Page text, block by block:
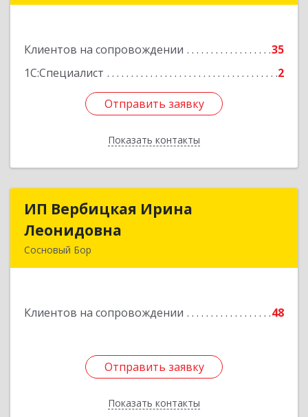
Клиентов на сопровождении
35
1С:Специалист
2
Отправить заявку
Показать контакты
Отправить заявку
Назад
ИП Вербицкая Ирина
Леонидовна
Сосновый Бор
Клиентов на сопровождении 48
Отправить заявку
Показать контакты
ИП Вербицкая Ирина
Подробнее
Отправить заявку
Назад